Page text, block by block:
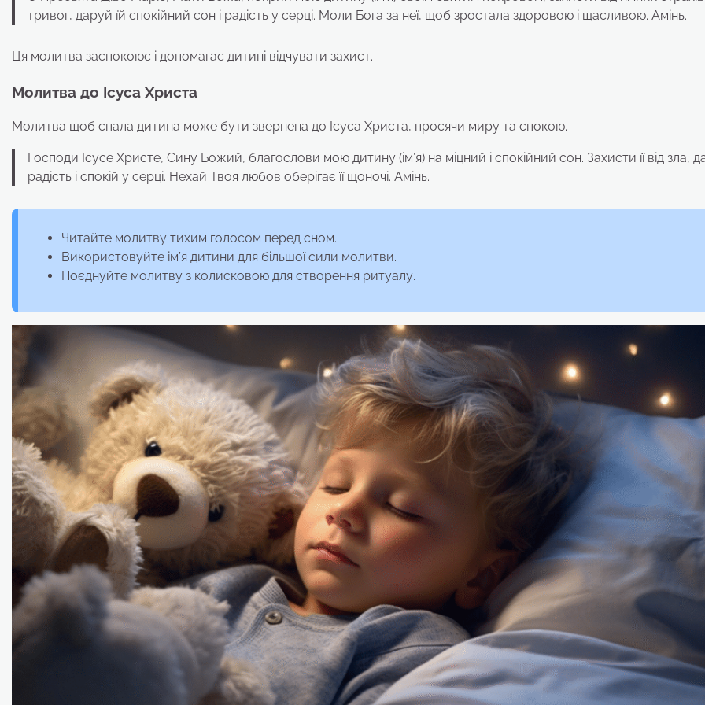
тривог, даруй їй спокійний сон і радість у серці. Моли Бога за неї, щоб зростала здоровою і щасливою. Амінь.
Ця молитва заспокоює і допомагає дитині відчувати захист.
Молитва до Ісуса Христа
Молитва щоб спала дитина може бути звернена до Ісуса Христа, просячи миру та спокою.
Господи Ісусе Христе, Сину Божий, благослови мою дитину (ім’я) на міцний і спокійний сон. Захисти її від зла,
радість і спокій у серці. Нехай Твоя любов оберігає її щоночі. Амінь.
Читайте молитву тихим голосом перед сном.
Використовуйте ім’я дитини для більшої сили молитви.
Поєднуйте молитву з колисковою для створення ритуалу.